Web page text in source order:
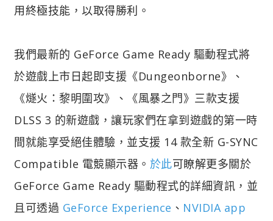
用終極技能，以取得勝利。
我們最新的 GeForce Game Ready 驅動程式將
於遊戲上市日起即支援《Dungeonborne》、
《燧火：黎明圍攻》、《風暴之門》三款支援
DLSS 3 的新遊戲，讓玩家們在拿到遊戲的第一時
間就能享受絕佳體驗，並支援 14 款全新 G-SYNC
Compatible 電競顯示器。 於此可瞭解更多關於
GeForce Game Ready 驅動程式的詳細資訊，並
且可透過 GeForce Experience 、 NVIDIA app